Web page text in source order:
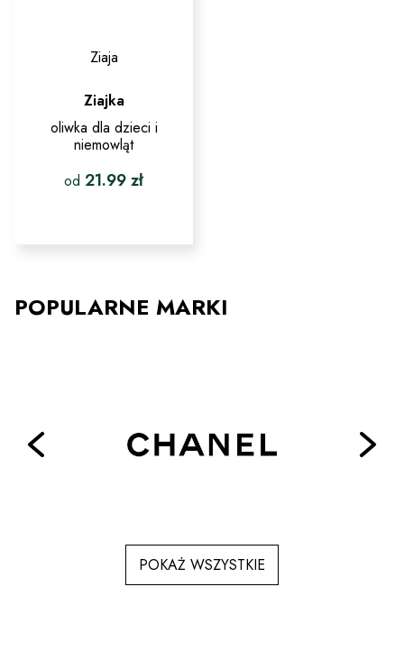
Ziaja
Ziajka
oliwka dla dzieci i
niemowląt
od 21.99zł
ma
Opcje
można
POPULARNE MARKI
POKAŻ WSZYSTKIE